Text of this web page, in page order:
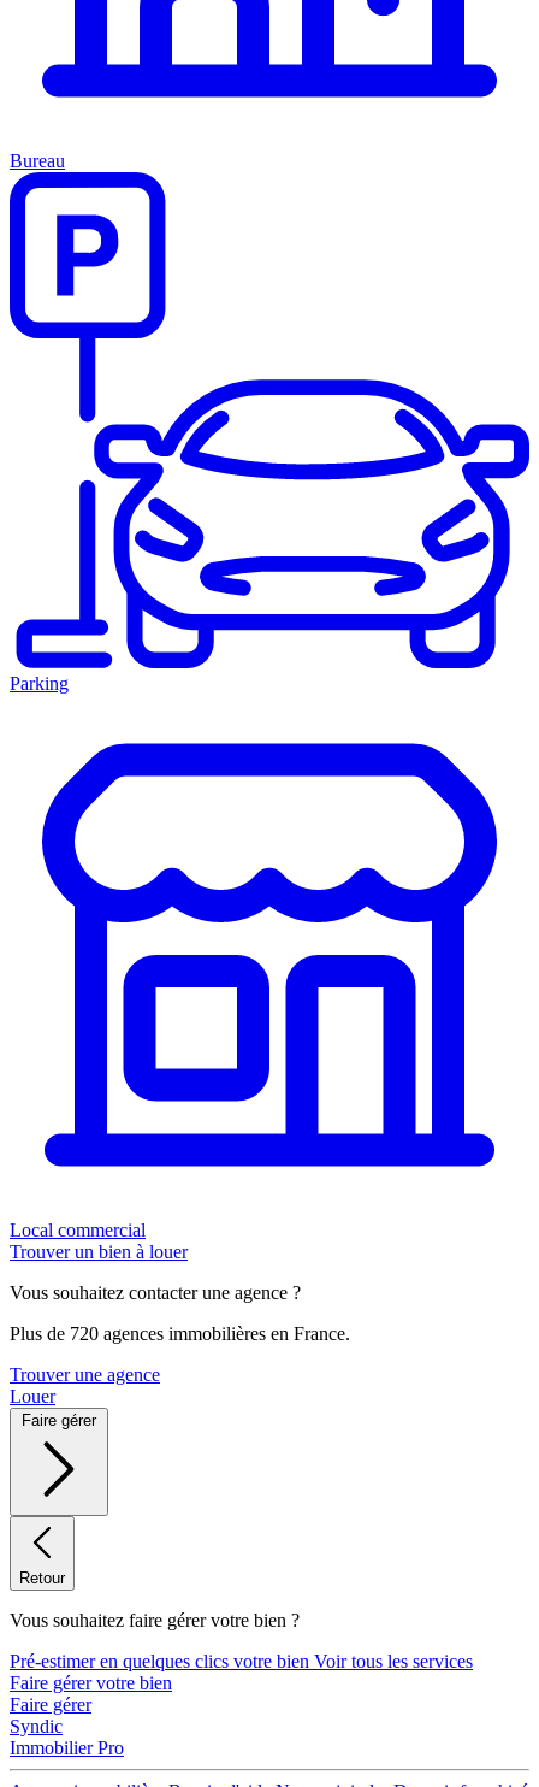
Bureau
Parking
Local commercial
Trouver un bien à louer
Vous souhaitez contacter une agence ?
Plus de 720 agences immobilières en France.
Trouver une agence
Louer
Faire gérer
Retour
Vous souhaitez faire gérer votre bien ?
Pré-estimer en quelques clics votre bien Voir tous les services
Faire gérer votre bien
Faire gérer
Syndic
Immobilier Pro